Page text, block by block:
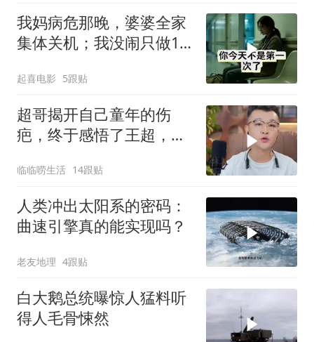
我妈病危那晚，婆婆全家
集体关机；我没闹只做1
你是不是疯了？
起喜电影 5跟贴
超哥揭开自己童年的伤
疤，终于感悟了王超，他
临临唠生活 14跟贴
人类冲出太阳系的密码：
曲速引擎真的能实现吗？
老友地理 4跟贴
白大鹅总统曝惊人猛料听
得人毛骨悚然